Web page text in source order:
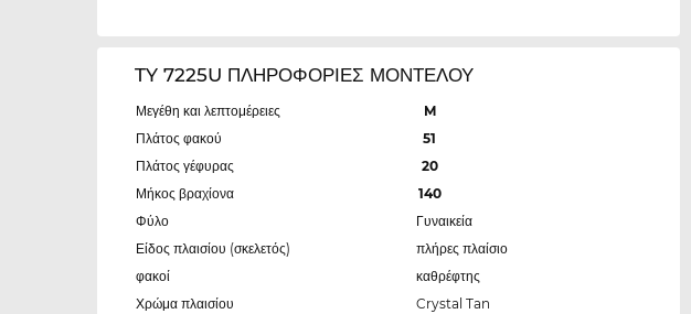
TY 7225U ΠΛΗΡΟΦΟΡΙΕΣ ΜΟΝΤΕΛΟΥ
Μεγέθη και λεπτομέρειες
M
Πλάτος φακού
51
Πλάτος γέφυρας
20
Μήκος βραχίονα
140
Φύλο
Γυναικεία
Είδος πλαισίου (σκελετός)
πλήρες πλαίσιο
φακοί
καθρέφτης
Χρώμα πλαισίου
Crystal Tan